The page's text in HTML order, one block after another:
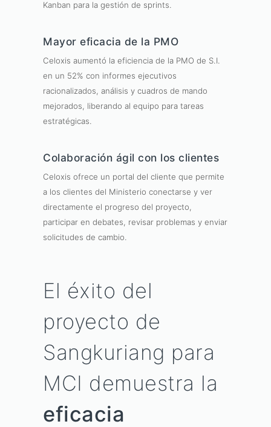
Kanban para la gestión de sprints.
Mayor eficacia de la PMO
Celoxis aumentó la eficiencia de la PMO de S.I.
en un 52% con informes ejecutivos
racionalizados, análisis y cuadros de mando
mejorados, liberando al equipo para tareas
estratégicas.
Colaboración ágil con los clientes
Celoxis ofrece un portal del cliente que permite
a los clientes del Ministerio conectarse y ver
directamente el progreso del proyecto,
participar en debates, revisar problemas y enviar
solicitudes de cambio.
El éxito del
proyecto de
Sangkuriang para
MCI demuestra la
eficacia